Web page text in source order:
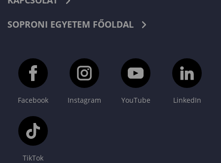
SOPRONI EGYETEM FŐOLDAL
Facebook Instagram YouTube LinkedIn
TikTok